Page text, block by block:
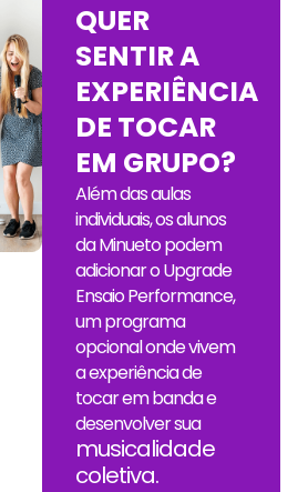
QUER
SENTIR A
EXPERIÊNCIA
DE TOCAR
EM GRUPO?
Além das aulas
individuais, os alunos
da Minueto podem
adicionar o Upgrade
Ensaio Performance,
um programa
opcional onde vivem
a experiência de
tocar em banda e
desenvolver sua
musicalidade
coletiva.